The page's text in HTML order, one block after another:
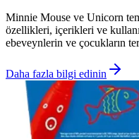
Minnie Mouse ve Unicorn
özellikleri, içerikleri ve
ebeveynlerin ve çocukların
Daha fazla bilgi edinin